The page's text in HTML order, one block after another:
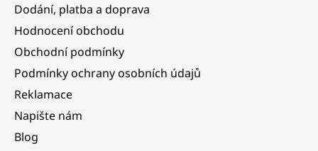
Dodání, platba a doprava
Hodnocení obchodu
Obchodní podmínky
Podmínky ochrany osobních údajů
Reklamace
Napište nám
Blog